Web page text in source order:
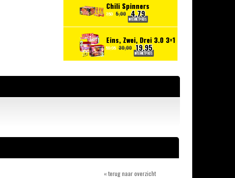
Chili Spinners
7,50 5,00 4,79
INTERNETPRIJS
Eins, Zwei, Drei 3.0 3=1
59,95 30,00 19,95
INTERNETPRIJS
« terug naar overzicht